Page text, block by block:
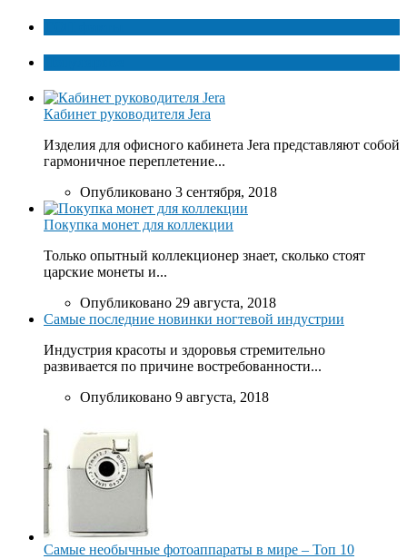
Кабинет руководителя Jera
Изделия для офисного кабинета Jera представляют собой
гармоничное переплетение...
Опубликовано 3 сентября, 2018
Покупка монет для коллекции
Только опытный коллекционер знает, сколько стоят
царские монеты и...
Опубликовано 29 августа, 2018
Самые последние новинки ногтевой индустрии
Индустрия красоты и здоровья стремительно
развивается по причине востребованности...
Опубликовано 9 августа, 2018
Самые необычные фотоаппараты в мире – Топ 10